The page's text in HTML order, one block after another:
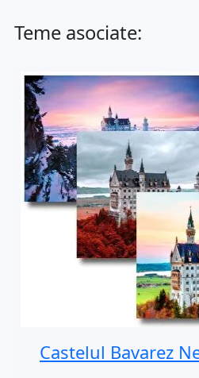
Teme asociate:
Castelul Bavarez